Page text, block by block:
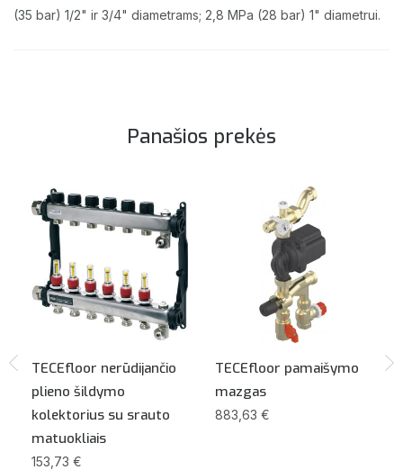
(35 bar) 1/2" ir 3/4" diametrams; 2,8 MPa (28 bar) 1" diametrui.
Panašios prekės
TECEfloor nerūdijančio
plieno šildymo
kolektorius su srauto
matuokliais
153,73 €
TECEfloor pamaišymo
mazgas
883,63 €